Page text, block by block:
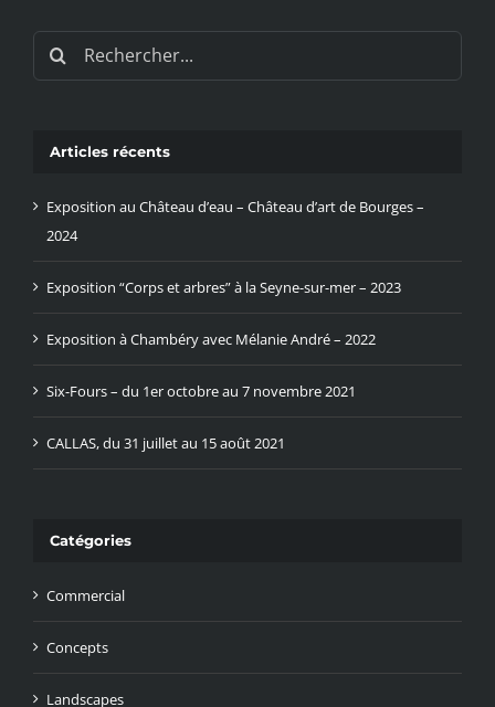
Rechercher:
Articles récents
Exposition au Château d’eau – Château d’art de Bourges –
2024
Exposition “Corps et arbres” à la Seyne-sur-mer – 2023
Exposition à Chambéry avec Mélanie André – 2022
Six-Fours – du 1er octobre au 7 novembre 2021
CALLAS, du 31 juillet au 15 août 2021
Catégories
Commercial
Concepts
Landscapes